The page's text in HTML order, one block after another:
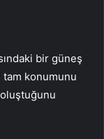
bir güneş
tam konumunu